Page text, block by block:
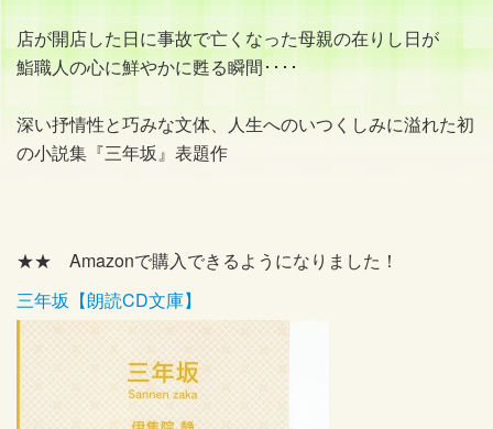
店が開店した日に事故で亡くなった母親の在りし日が
鮨職人の心に鮮やかに甦る瞬間････
深い抒情性と巧みな文体、人生へのいつくしみに溢れた初
の小説集『三年坂』表題作
★★ Amazonで購入できるようになりました！
三年坂【朗読CD文庫】